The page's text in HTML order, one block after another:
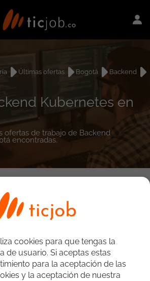
Últimas ofertas Bogotá
Backend
Kubernetes en
ofertas de trabajo de Backend
encontradas.
cookies para que tengas la
de usuario. Si aceptas estas
para la aceptación de las
y la aceptación de nuestra